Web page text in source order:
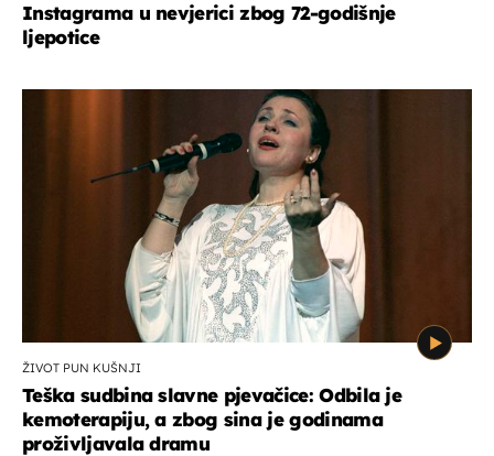
Instagrama u nevjerici zbog 72-godišnje
ljepotice
ŽIVOT PUN KUŠNJI
Teška sudbina slavne pjevačice: Odbila je
kemoterapiju, a zbog sina je godinama
proživljavala dramu